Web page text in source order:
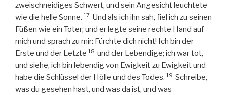
zweischneidiges Schwert, und sein Angesicht leuchtete
wie die helle Sonne. 17 Und als ich ihn sah, fiel ich zu seinen
Füßen wie ein Toter; und er legte seine rechte Hand auf
mich und sprach zu mir: Fürchte dich nicht! Ich bin der
Erste und der Letzte 18 und der Lebendige; ich war tot,
und siehe, ich bin lebendig von Ewigkeit zu Ewigkeit und
habe die Schlüssel der Hölle und des Todes. 19 Schreibe,
was du gesehen hast, und was da ist, und was